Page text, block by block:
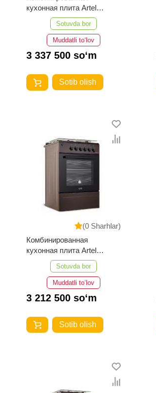
кухонная плита Artel
Milagro 02-K CHU КП
Sotuvda bor
Muddatli to‘lov
3 337 500 so‘m
Sotib olish
(0 Sharhlar)
Комбинированная
кухонная плита Artel
Milagro 01-K CHU КП
Коричневый
Sotuvda bor
Muddatli to‘lov
3 212 500 so‘m
Sotib olish